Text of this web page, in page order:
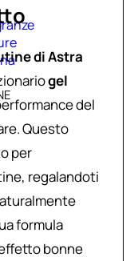
di Astra
gel
del
Questo
per
regalandoti
formula
bonne